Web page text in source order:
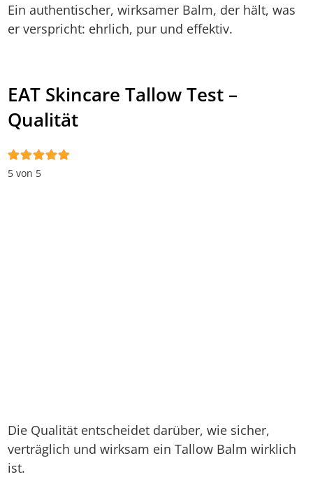
Ein authentischer, wirksamer Balm, der hält, was
er verspricht: ehrlich, pur und effektiv.
EAT Skincare Tallow Test –
Qualität
5 von 5
Die Qualität entscheidet darüber, wie sicher,
verträglich und wirksam ein Tallow Balm wirklich
ist.